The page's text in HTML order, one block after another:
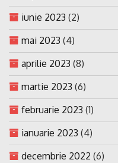
iunie 2023 (2)
mai 2023 (4)
aprilie 2023 (8)
martie 2023 (6)
februarie 2023 (1)
ianuarie 2023 (4)
decembrie 2022 (6)